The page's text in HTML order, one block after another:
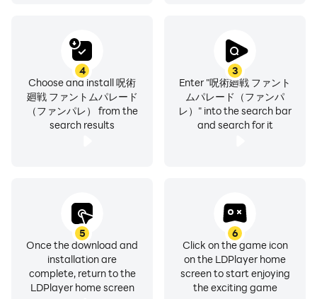
3
Enter "呪術廻戦 ファント
ムパレード（ファンパ
レ）" into the search bar
and search for it
4
Choose and install 呪術
廻戦 ファントムパレード
（ファンパレ） from the
search results
5
Once the download and
installation are
complete, return to the
LDPlayer home screen
6
Click on the game icon
on the LDPlayer home
screen to start enjoying
the exciting game